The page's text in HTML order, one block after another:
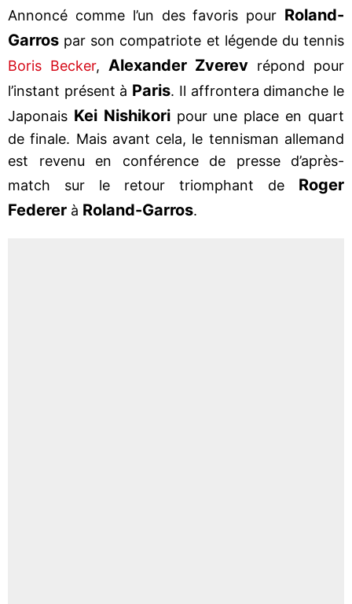
Annoncé comme l’un des favoris pour Roland-
Garros par son compatriote et légende du tennis
Boris Becker, Alexander Zverev répond pour
l’instant présent à Paris. Il affrontera dimanche le
Japonais Kei Nishikoripour une place en quart
de finale. Mais avant cela, le tennisman allemand
est revenu en conférence de presse d’après-
match sur le retour triomphant de Roger
Federer à Roland-Garros.